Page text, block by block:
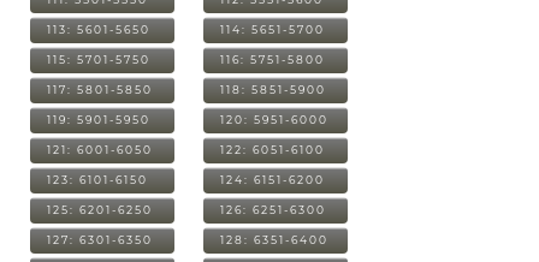
113: 5601-5650 114: 5651-5700
115: 5701-5750 116: 5751-5800
117: 5801-5850 118: 5851-5900
119: 5901-5950 120: 5951-6000
121: 6001-6050 122: 6051-6100
123: 6101-6150 124: 6151-6200
125: 6201-6250 126: 6251-6300
127: 6301-6350 128: 6351-6400